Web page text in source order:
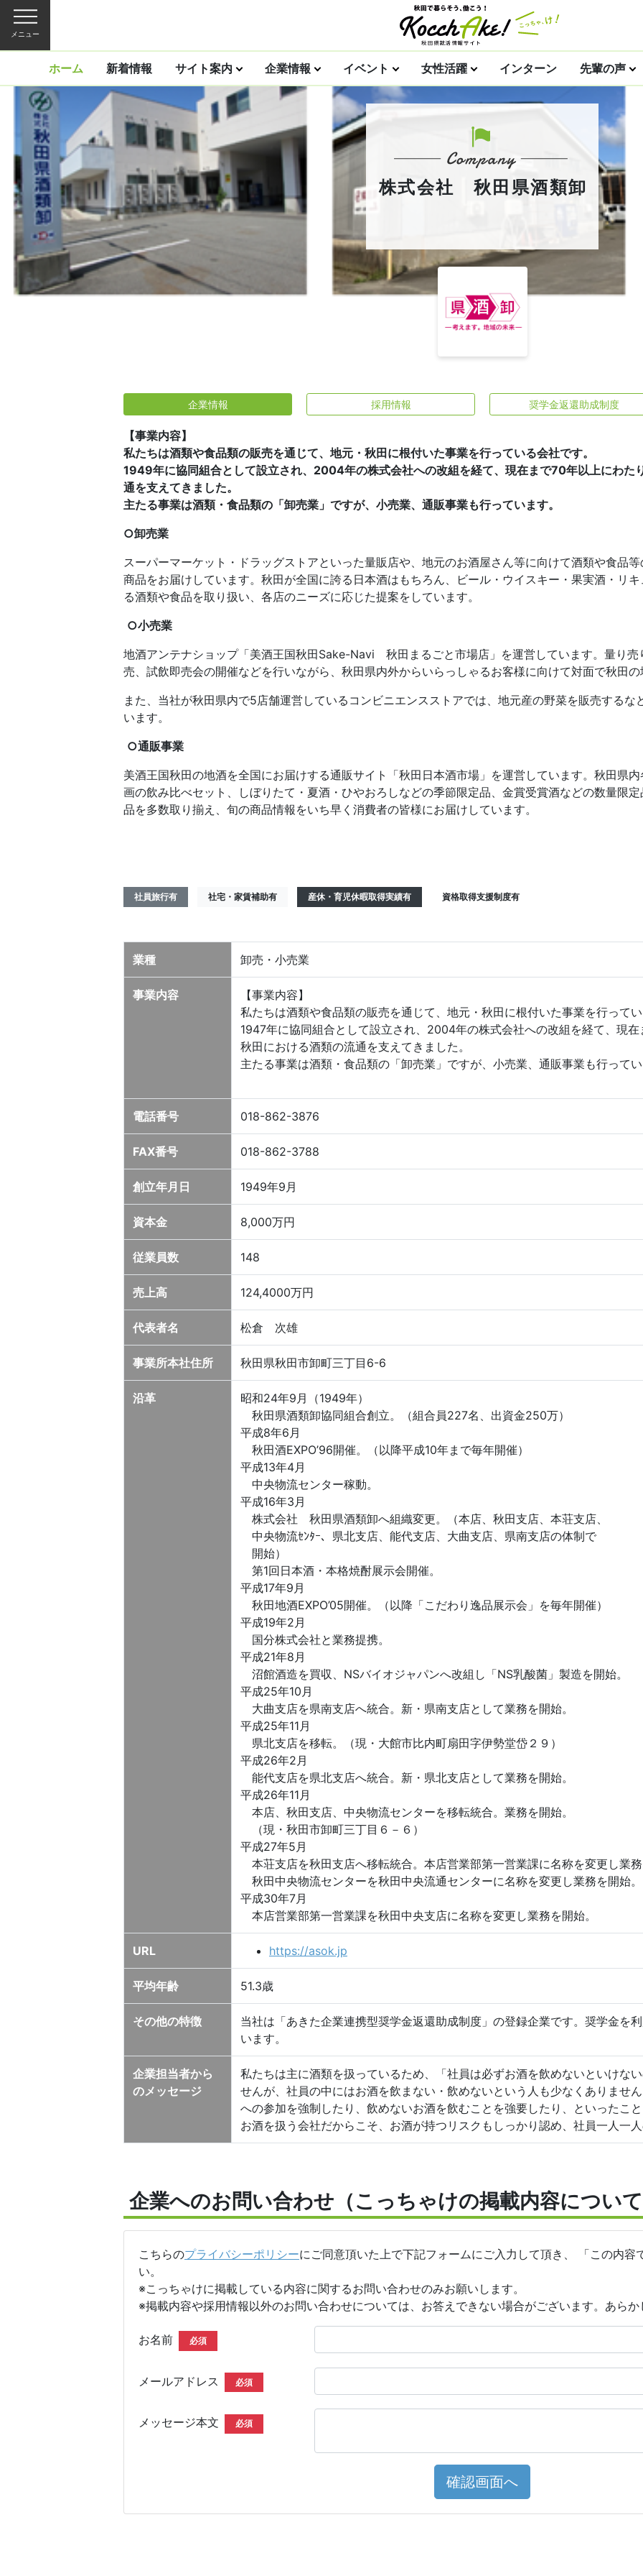
メニュー
ホーム 新着情報 サイト案内 企業情報 イベント 女性活躍 インターン 先輩の声
株式会社 秋田県酒類卸
企業情報 採用情報 奨学金返還助成制度
【事業内容】
私たちは酒類や食品類の販売を通じて、地元・秋田に根付いた事業を行っている会社です。
1949年に協同組合として設立され、2004年の株式会社への改組を経て、現在まで70年以上にわた
通を支えてきました。
主たる事業は酒類・食品類の「卸売業」ですが、小売業、通販事業も行っています。
○卸売業
スーパーマーケット・ドラッグストアといった量販店や、地元のお酒屋さん等に向けて酒類や食品
商品をお届けしています。秋田が全国に誇る日本酒はもちろん、ビール・ウイスキー・果実酒・リ
る酒類や食品を取り扱い、各店のニーズに応じた提案をしています。
○小売業
地酒アンテナショップ「美酒王国秋田Sake-Navi 秋田まるごと市場店」を運営しています。量り売
売、試飲即売会の開催などを行いながら、秋田県内外からいらっしゃるお客様に向けて対面で秋田
また、当社が秋田県内で5店舗運営しているコンビニエンスストアでは、地元産の野菜を販売する
います。
○通販事業
美酒王国秋田の地酒を全国にお届けする通販サイト「秋田日本酒市場」を運営しています。秋田県
画の飲み比べセット、しぼりたて・夏酒・ひやおろしなどの季節限定品、金賞受賞酒などの数量限
品を多数取り揃え、旬の商品情報をいち早く消費者の皆様にお届けしています。
社員旅行有 社宅・家賃補助有 産休・育児休暇取得実績有 資格取得支援制度有
業種 卸売・小売業
事業内容
【事業内容】
私たちは酒類や食品類の販売を通じて、地元・秋田に根付いた事業を行って
1947年に協同組合として設立され、2004年の株式会社への改組を経て、現
秋田における酒類の流通を支えてきました。
主たる事業は酒類・食品類の「卸売業」ですが、小売業、通販事業も行って
電話番号 018-862-3876
FAX番号 018-862-3788
創立年月日 1949年9月
資本金 8,000万円
従業員数 148
売上高 124,4000万円
代表者名 松倉 次雄
事業所本社住所 秋田県秋田市卸町三丁目6-6
沿革
昭和24年9月（1949年）
秋田県酒類卸協同組合創立。（組合員227名、出資金250万）
平成8年6月
秋田酒EXPO’96開催。（以降平成10年まで毎年開催）
平成13年4月
中央物流センター稼動。
平成16年3月
株式会社 秋田県酒類卸へ組織変更。（本店、秋田支店、本荘支店、
中央物流ｾﾝﾀｰ、県北支店、能代支店、大曲支店、県南支店の体制で
開始）
第1回日本酒・本格焼酎展示会開催。
平成17年9月
秋田地酒EXPO’05開催。（以降「こだわり逸品展示会」を毎年開催）
平成19年2月
国分株式会社と業務提携。
平成21年8月
沼館酒造を買収、NSバイオジャパンへ改組し「NS乳酸菌」製造を開始。
平成25年10月
大曲支店を県南支店へ統合。新・県南支店として業務を開始。
平成25年11月
県北支店を移転。（現・大館市比内町扇田字伊勢堂岱２９）
平成26年2月
能代支店を県北支店へ統合。新・県北支店として業務を開始。
平成26年11月
本店、秋田支店、中央物流センターを移転統合。業務を開始。
（現・秋田市卸町三丁目６－６）
平成27年5月
本荘支店を秋田支店へ移転統合。本店営業部第一営業課に名称を変更し業
秋田中央物流センターを秋田中央流通センターに名称を変更し業務を開始。
平成30年7月
本店営業部第一営業課を秋田中央支店に名称を変更し業務を開始。
URL https://asok.jp
平均年齢 51.3歳
その他の特徴
当社は「あきた企業連携型奨学金返還助成制度」の登録企業です。奨学金を
います。
企業担当者から
のメッセージ
私たちは主に酒類を扱っているため、「社員は必ずお酒を飲めないといけな
せんが、社員の中にはお酒を飲まない・飲めないという人も少なくありませ
への参加を強制したり、飲めないお酒を飲むことを強要したり、といったこ
お酒を扱う会社だからこそ、お酒が持つリスクもしっかり認め、社員一人一
企業へのお問い合わせ（こっちゃけの掲載内容につい
こちらのプライバシーポリシーにご同意頂いた上で下記フォームにご入力して頂き、 「この内容
い。
※こっちゃけに掲載している内容に関するお問い合わせのみお願いします。
※掲載内容や採用情報以外のお問い合わせについては、お答えできない場合がございます。あら
お名前 必須
メールアドレス 必須
メッセージ本文 必須
確認画面へ